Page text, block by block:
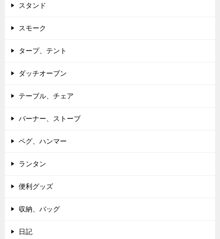
スタンド
スモーク
タープ、テント
ダッチオーブン
テーブル、チェア
バーナー、ストーブ
ペグ、ハンマー
ランタン
便利グッズ
収納、バッグ
日記